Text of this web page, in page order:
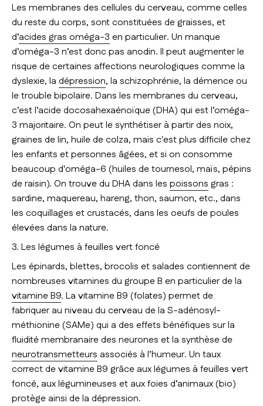
Les membranes des cellules du cerveau, comme celles
du reste du corps, sont constituées de graisses, et
d’acides gras oméga-3 en particulier. Un manque
d’oméga-3 n’est donc pas anodin. Il peut augmenter le
risque de certaines affections neurologiques comme la
dyslexie, la dépression, la schizophrénie, la démence ou
le trouble bipolaire. Dans les membranes du cerveau,
c’est l’acide docosahexaénoïque (DHA) qui est l’oméga-
3 majoritaire. On peut le synthétiser à partir des noix,
graines de lin, huile de colza, mais c'est plus difficile chez
les enfants et personnes âgées, et si on consomme
beaucoup d'oméga-6 (huiles de tournesol, maïs, pépins
de raisin). On trouve du DHA dans les poissons gras :
sardine, maquereau, hareng, thon, saumon, etc., dans
les coquillages et crustacés, dans les oeufs de poules
élevées dans la nature.
3. Les légumes à feuilles vert foncé
Les épinards, blettes, brocolis et salades contiennent de
nombreuses vitamines du groupe B en particulier de la
vitamine B9. La vitamine B9 (folates) permet de
fabriquer au niveau du cerveau de la S-adénosyl-
méthionine (SAMe) qui a des effets bénéfiques sur la
fluidité membranaire des neurones et la synthèse de
neurotransmetteurs associés à l’humeur. Un taux
correct de vitamine B9 grâce aux légumes à feuilles vert
foncé, aux légumineuses et aux foies d’animaux (bio)
protège ainsi de la dépression.